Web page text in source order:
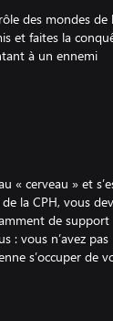
des mondes de
et faites la
à un ennemi
« cerveau » et
la CPH, vous
de support
: vous n’avez pas
s’occuper de